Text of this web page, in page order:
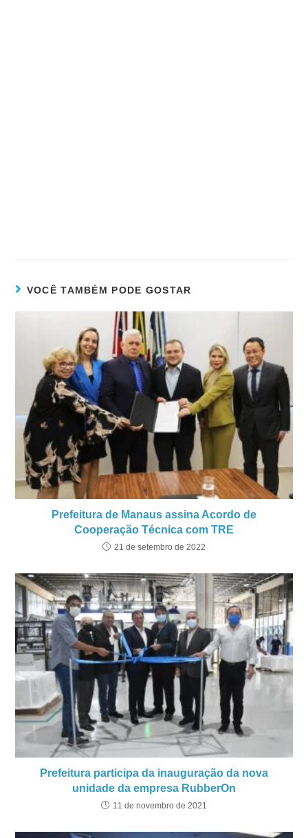
VOCÊ TAMBÉM PODE GOSTAR
Prefeitura de Manaus assina Acordo de
Cooperação Técnica com TRE
21 de setembro de 2022
Prefeitura participa da inauguração da nova
unidade da empresa RubberOn
11 de novembro de 2021